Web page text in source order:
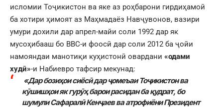
исломии Тоҷикистон ва яке аз роҳбарони гирдиҳамоӣ
ба хотири ҳимоят аз Маҳмадаёз Навҷувонов, вазири
умури дохили дар апрел-майи соли 1992 дар як
мусоҳибааш бо BBC-и фоосӣ дар соли 2012 ба ҷойи
намояндаи манотиқи куҳистонӣ овардани «одами
худӣ»-и Набиевро тафсир мекунад:
«Дар бозиҳои сиёсӣ дар ҷомеъаи Тоҷикистон ва
кӯшишҳои як гурӯҳ барои расидан ба қудрат, бо
шумули Сафаралӣ Кенҷаев ва атрофиёни Президент